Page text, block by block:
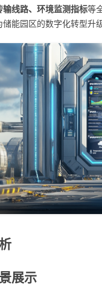
输线路、环境监测指标等
储能园区的数字化转型升
展示